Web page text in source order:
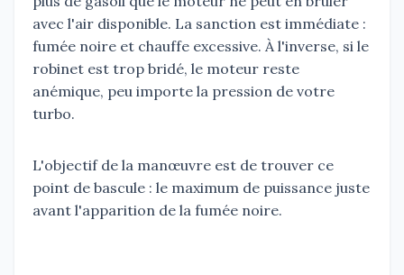
avec l'air disponible. La sanction est immédiate :
fumée noire et chauffe excessive. À l'inverse, si le
robinet est trop bridé, le moteur reste
anémique, peu importe la pression de votre
turbo.
L'objectif de la manœuvre est de trouver ce
point de bascule : le maximum de puissance juste
avant l'apparition de la fumée noire.